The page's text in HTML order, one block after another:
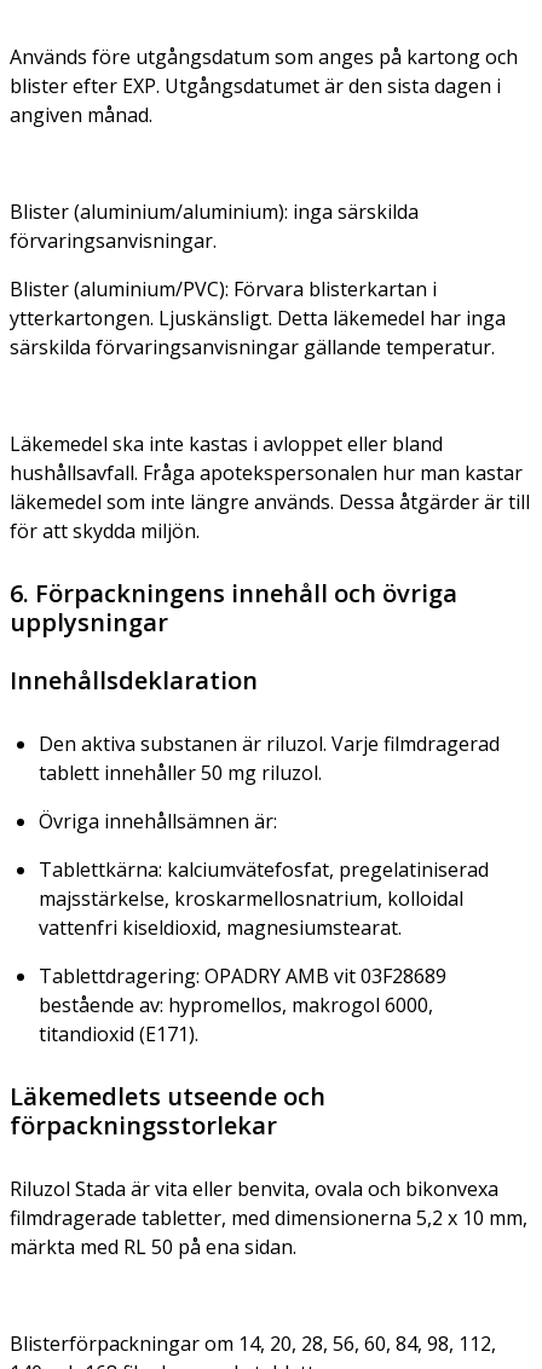
Används före utgångsdatum som anges på kartong och
blister efter EXP. Utgångsdatumet är den sista dagen i
angiven månad.
Blister (aluminium/aluminium): inga särskilda
förvaringsanvisningar.
Blister (aluminium/PVC): Förvara blisterkartan i
ytterkartongen. Ljuskänsligt. Detta läkemedel har inga
särskilda förvaringsanvisningar gällande temperatur.
Läkemedel ska inte kastas i avloppet eller bland
hushållsavfall. Fråga apotekspersonalen hur man kastar
läkemedel som inte längre används. Dessa åtgärder är till
för att skydda miljön.
6. Förpackningens innehåll och övriga
upplysningar
Innehållsdeklaration
Den aktiva substanen är riluzol. Varje filmdragerad
tablett innehåller 50 mg riluzol.
Övriga innehållsämnen är:
Tablettkärna: kalciumvätefosfat, pregelatiniserad
majsstärkelse, kroskarmellosnatrium, kolloidal
vattenfri kiseldioxid, magnesiumstearat.
Tablettdragering: OPADRY AMB vit 03F28689
bestående av: hypromellos, makrogol 6000,
titandioxid (E171).
Läkemedlets utseende och
förpackningsstorlekar
Riluzol Stada är vita eller benvita, ovala och bikonvexa
filmdragerade tabletter, med dimensionerna 5,2 x 10 mm,
märkta med RL 50 på ena sidan.
Blisterförpackningar om 14, 20, 28, 56, 60, 84, 98, 112,